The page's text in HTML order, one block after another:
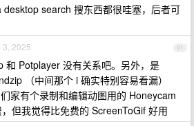
search 搜东西都很哇塞，后者可
91
3, 2025
和 Potplayer 没有关系吧。另外，是
（中间那个 i 确实特别容易看漏）
家有个录制和编辑动图用的 Honeycam
但我觉得比免费的 ScreenToGif 好用